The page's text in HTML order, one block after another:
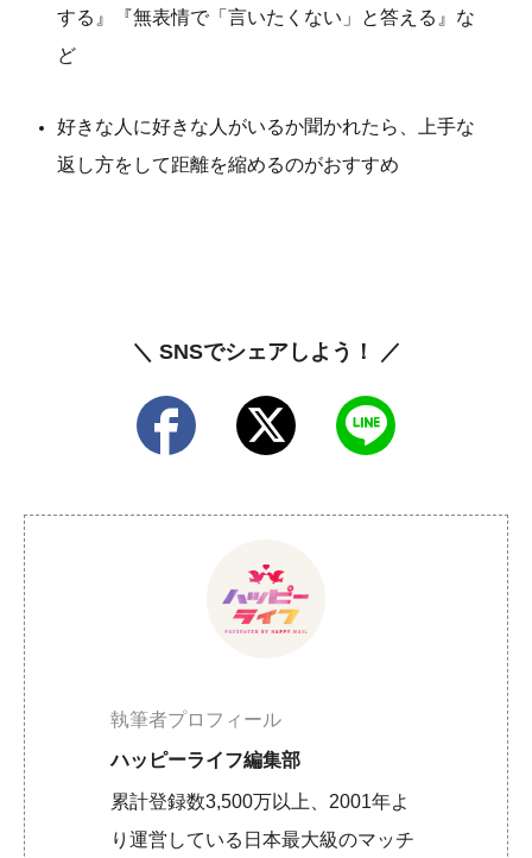
する』『無表情で「言いたくない」と答える』な
ど
好きな人に好きな人がいるか聞かれたら、上手な
返し方をして距離を縮めるのがおすすめ
＼ SNSでシェアしよう！ ／
執筆者プロフィール
ハッピーライフ編集部
累計登録数3,500万以上、2001年よ
り運営している日本最大級のマッチ